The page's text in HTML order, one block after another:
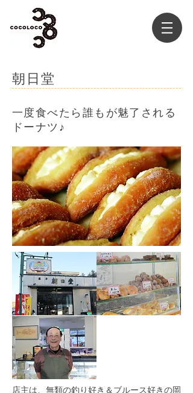
朝日堂
一度食べたら誰もが魅了される
ドーナツ♪
店主は、無類の釣り好き＆ブルース好きの岡